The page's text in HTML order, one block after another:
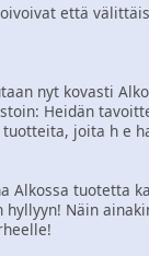
että
nyt kovasti
Heidän
tuotteita, joita h e
Alkossa tuotetta
Näin